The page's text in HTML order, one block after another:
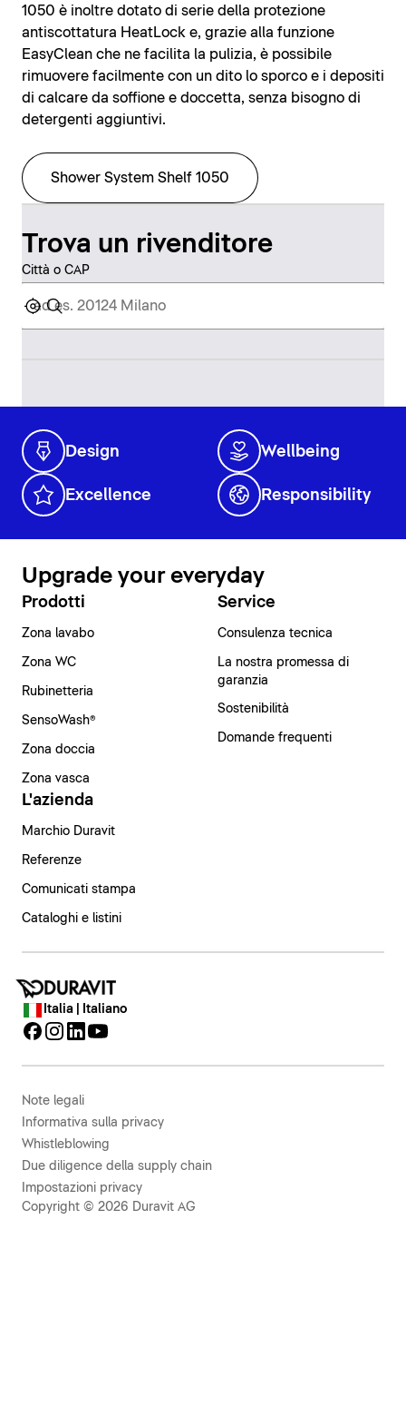
1050 è inoltre dotato di serie della protezione
antiscottatura HeatLock e, grazie alla funzione
EasyClean che ne facilita la pulizia, è possibile
rimuovere facilmente con un dito lo sporco e i depositi
di calcare da soffione e doccetta, senza bisogno di
detergenti aggiuntivi.
Shower System Shelf 1050
Trova un rivenditore
Città o CAP
Design Wellbeing
Excellence Responsibility
Upgrade your everyday
Prodotti
Zona lavabo
Zona WC
Rubinetteria
SensoWash®
Zona doccia
Zona vasca
Service
Consulenza tecnica
La nostra promessa di
garanzia
Sostenibilità
Domande frequenti
L'azienda
Marchio Duravit
Referenze
Comunicati stampa
Cataloghi e listini
Italia | Italiano
Note legali
Informativa sulla privacy
Whistleblowing
Due diligence della supply chain
Impostazioni privacy
Copyright © 2026 Duravit AG